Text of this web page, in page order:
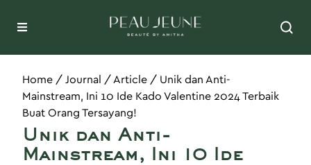
Home / Journal / Article / Unik dan Anti-
Mainstream, Ini 10 Ide Kado Valentine 2024 Terbaik
Buat Orang Tersayang!
Unik dan Anti-
Mainstream, Ini 10 Ide